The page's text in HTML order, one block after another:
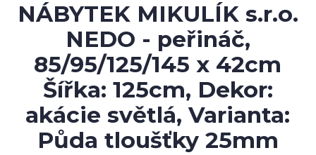
NÁBYTEK MIKULÍK s.r.o.
NEDO - peřináč,
85/95/125/145 x 42cm
Šířka: 125cm, Dekor:
akácie světlá, Varianta:
Půda tloušťky 25mm